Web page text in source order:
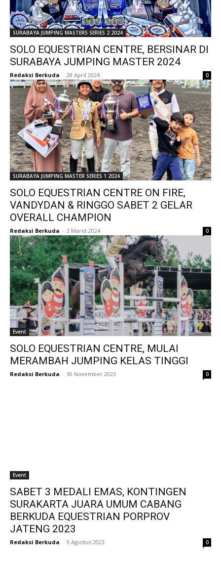
SURABAYA JUMPING MASTERS SERIES 2 2024
SOLO EQUESTRIAN CENTRE, BERSINAR DI
SURABAYA JUMPING MASTER 2024
Redaksi Berkuda - 28 April 2024 0
SURABAYA JUMPING MASTER SERIES 1 2024
SOLO EQUESTRIAN CENTRE ON FIRE,
VANDYDAN & RINGGO SABET 2 GELAR
OVERALL CHAMPION
Redaksi Berkuda - 3 Maret 2024 0
Event
SOLO EQUESTRIAN CENTRE, MULAI
MERAMBAH JUMPING KELAS TINGGI
Redaksi Berkuda - 30 November 2023 0
Event
SABET 3 MEDALI EMAS, KONTINGEN
SURAKARTA JUARA UMUM CABANG
BERKUDA EQUESTRIAN PORPROV
JATENG 2023
Redaksi Berkuda - 9 Agustus 2023 0